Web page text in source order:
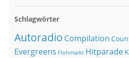
Schlagwörter
Autoradio Compilation
Evergreens Flohmarkt Hitparade